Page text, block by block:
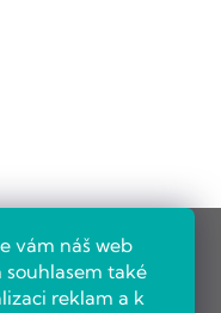
vám náš web
souhlasem také
reklam a k